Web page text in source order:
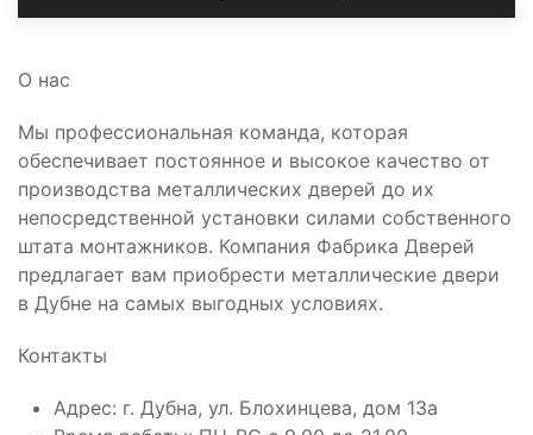
О нас
Мы профессиональная команда, которая
обеспечивает постоянное и высокое качество от
производства металлических дверей до их
непосредственной установки силами собственного
штата монтажников. Компания Фабрика Дверей
предлагает вам приобрести металлические двери
в Дубне на самых выгодных условиях.
Контакты
Адрес: г. Дубна, ул. Блохинцева, дом 13а